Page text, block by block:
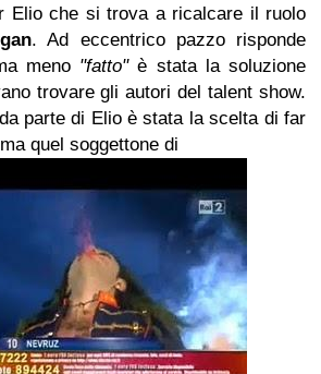
Elio che si trova a ricalcare il ruolo
. Ad eccentrico pazzo risponde
meno "fatto"è stata la soluzione
trovare gli autori del talent show.
parte di Elio è stata la scelta di far
quel soggettone di